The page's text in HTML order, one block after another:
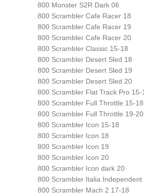
800 Monster S2R Dark 06
800 Scrambler Cafe Racer 18
800 Scrambler Cafe Racer 19
800 Scrambler Cafe Racer 20
800 Scrambler Classic 15-18
800 Scrambler Desert Sled 18
800 Scrambler Desert Sled 19
800 Scrambler Desert Sled 20
800 Scrambler Flat Track Pro 15-
800 Scrambler Full Throttle 15-18
800 Scrambler Full Throttle 19-20
800 Scrambler Icon 15-18
800 Scrambler Icon 18
800 Scrambler Icon 19
800 Scrambler Icon 20
800 Scrambler Icon dark 20
800 Scrambler Italia Independent
800 Scrambler Mach 2 17-18